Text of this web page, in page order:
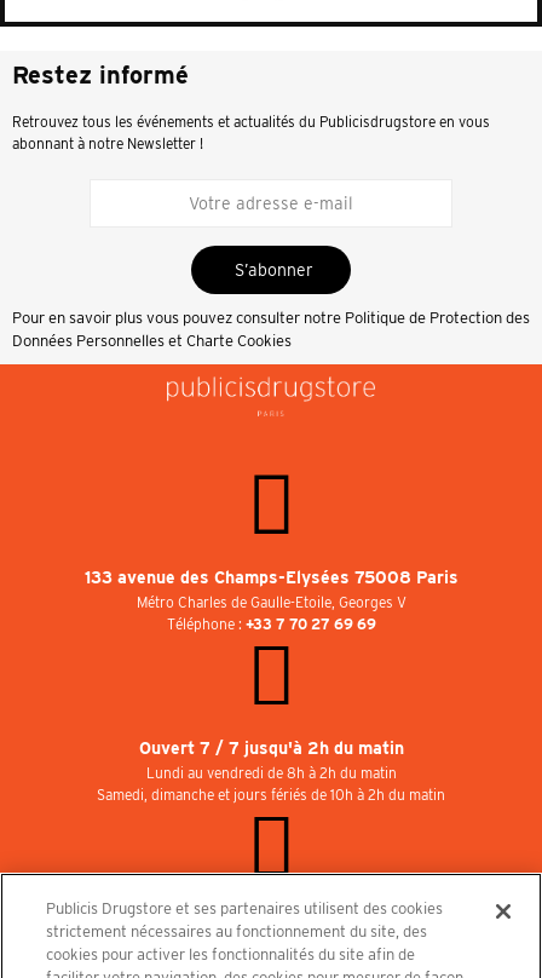
Restez informé
Retrouvez tous les événements et actualités du Publicisdrugstore en vous
abonnant à notre Newsletter !
S’abonner
Pour en savoir plus vous pouvez consulter notre Politique de Protection des
Données Personnelles et Charte Cookies
133 avenue des Champs-Elysées 75008 Paris
Métro Charles de Gaulle-Etoile, Georges V
Téléphone : +33 7 70 27 69 69
Ouvert 7 / 7 jusqu'à 2h du matin
Lundi au vendredi de 8h à 2h du matin
Samedi, dimanche et jours fériés de 10h à 2h du matin
Rejoignez-nous au Publicisdrugstore !
Nous recrutons pour les boutiques, le restaurant et le cinéma. Contactez-nous :
recrutement@publicisdrugstore.com
Publicis Drugstore et ses partenaires utilisent des cookies
strictement nécessaires au fonctionnement du site, des
cookies pour activer les fonctionnalités du site afin de